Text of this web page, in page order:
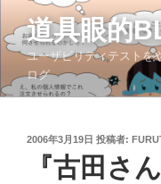
ン
テ
ツ
道具眼的
ユーザビリティテストを
ログ
投
2006年3月19日 投稿者:
『古田さ